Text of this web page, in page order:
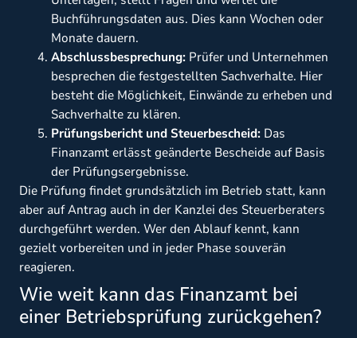
Buchführungsdaten aus. Dies kann Wochen oder
Monate dauern.
Abschlussbesprechung: Prüfer und Unternehmen
besprechen die festgestellten Sachverhalte. Hier
besteht die Möglichkeit, Einwände zu erheben und
Sachverhalte zu klären.
Prüfungsbericht und Steuerbescheid: Das
Finanzamt erlässt geänderte Bescheide auf Basis
der Prüfungsergebnisse.
Die Prüfung findet grundsätzlich im Betrieb statt, kann
aber auf Antrag auch in der Kanzlei des Steuerberaters
durchgeführt werden. Wer den Ablauf kennt, kann
gezielt vorbereiten und in jeder Phase souverän
reagieren.
Wie weit kann das Finanzamt bei
einer Betriebsprüfung zurückgehen?